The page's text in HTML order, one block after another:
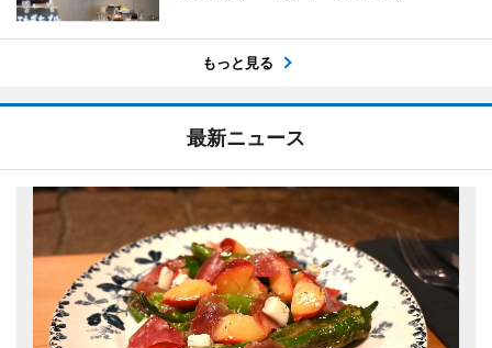
もっと見る
最新ニュース